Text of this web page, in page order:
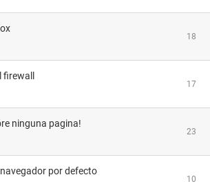
18
firewall
17
ninguna pagina!
23
por defecto
10